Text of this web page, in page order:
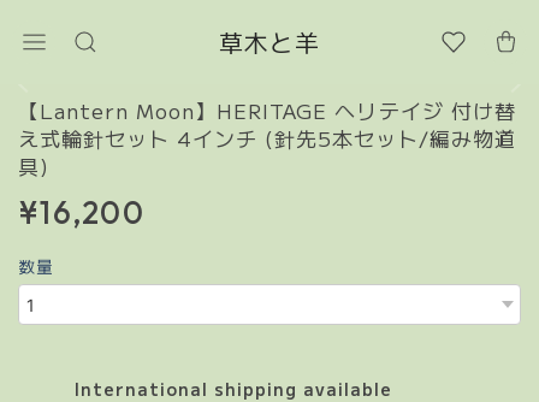
草木と羊
【Lantern Moon】HERITAGE ヘリテイジ 付け替
え式輪針セット 4インチ (針先5本セット/編み物道
具)
¥16,200
数量
International shipping available